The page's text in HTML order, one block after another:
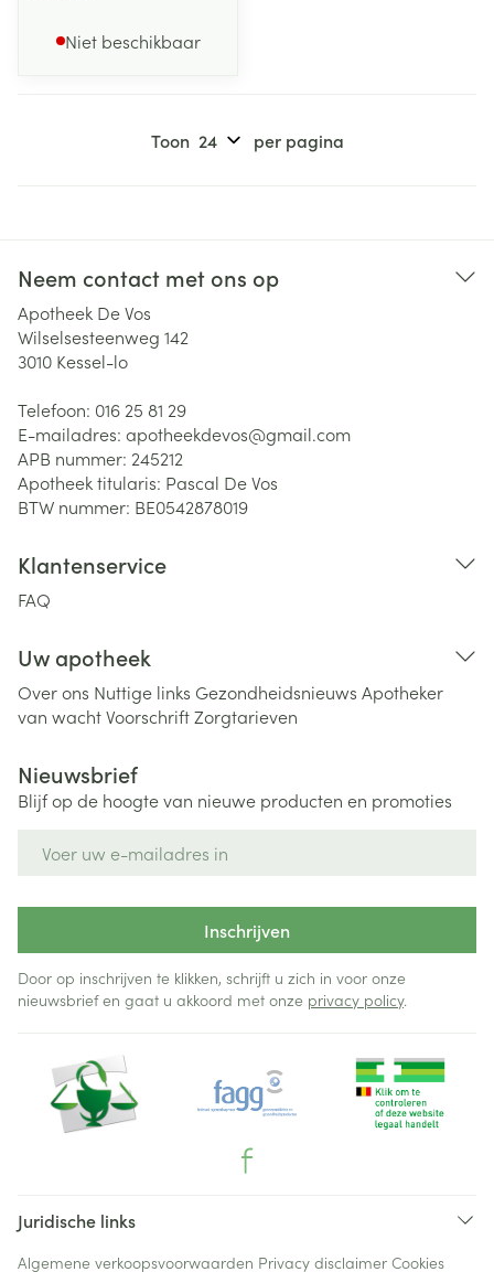
Niet beschikbaar
Toon per pagina
Neem contact met ons op
Apotheek De Vos
Wilselsesteenweg 142
3010 Kessel-lo
Telefoon: 016 25 81 29
E-mailadres: apotheekdevos@gmail.com
APB nummer: 245212
Apotheek titularis: Pascal De Vos
BTW nummer: BE0542878019
Klantenservice
FAQ
Uw apotheek
Over ons Nuttige links Gezondheidsnieuws Apotheker
van wachtVoorschriftZorgtarieven
Nieuwsbrief
Blijf op de hoogte van nieuwe producten en promoties
Inschrijven
Door op inschrijven te klikken, schrijft u zich in voor onze
nieuwsbrief en gaat u akkoord met onze privacy policy.
Juridische links
Algemene verkoopsvoorwaarden Privacy disclaimer Cookies